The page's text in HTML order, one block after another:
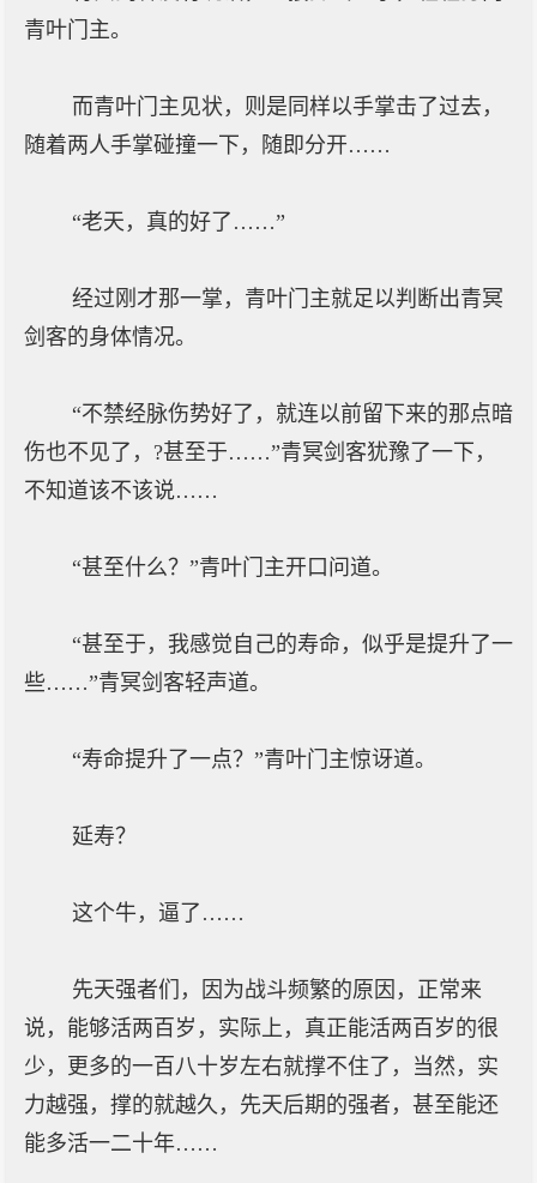
青叶门主。
而青叶门主见状，则是同样以手掌击了过去，
随着两人手掌碰撞一下，随即分开……
“老天，真的好了……”
经过刚才那一掌，青叶门主就足以判断出青冥
剑客的身体情况。
“不禁经脉伤势好了，就连以前留下来的那点暗
伤也不见了，?甚至于……”青冥剑客犹豫了一下，
不知道该不该说……
“甚至什么？”青叶门主开口问道。
“甚至于，我感觉自己的寿命，似乎是提升了一
些……”青冥剑客轻声道。
“寿命提升了一点？”青叶门主惊讶道。
延寿？
这个牛，逼了……
先天强者们，因为战斗频繁的原因，正常来
说，能够活两百岁，实际上，真正能活两百岁的很
少，更多的一百八十岁左右就撑不住了，当然，实
力越强，撑的就越久，先天后期的强者，甚至能还
能多活一二十年……